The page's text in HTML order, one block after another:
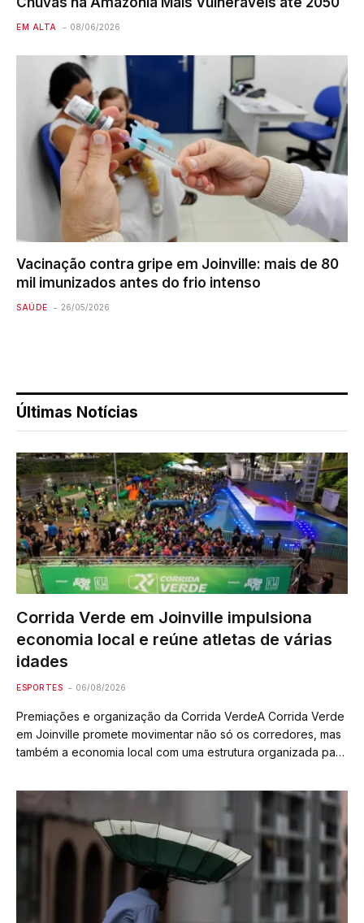
EM ALTA 08/06/2026
Vacinação contra gripe em Joinville: mais de 80
mil imunizados antes do frio intenso
SAÚDE 26/05/2026
Últimas Notícias
Corrida Verde em Joinville impulsiona
economia local e reúne atletas de várias
idades
ESPORTES 06/08/2026
Premiações e organização da Corrida VerdeA Corrida Verde
em Joinville promete movimentar não só os corredores, mas
também a economia local com uma estrutura organizada para
primeiros colocados no geral, tanto…